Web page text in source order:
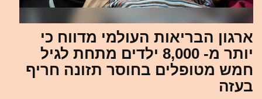
ארגון הבריאות העולמי מדווח כי
יותר מ- 8,000 ילדים מתחת לגיל
חמש מטופלים בחוסר תזונה חריף
בעזה